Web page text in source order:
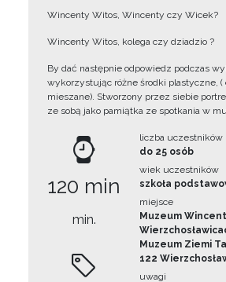
Wincenty Witos, Wincenty czy Wicek?
Wincenty Witos, kolega czy dziadzio ?
By dać następnie odpowiedz podczas
wykorzystując różne środki plastyczne, (
mieszane). Stworzony przez siebie
ze sobą jako pamiątka ze spotkania w
120 min
min.
liczba uczestników
do 25 osób
wiek uczestników
szkoła
miejsce
Muzeum
Muzeum Ziemi
122
uwagi